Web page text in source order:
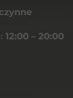
12:00 – 20:00